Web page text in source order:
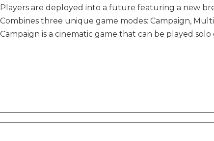
Players are deployed into a future featuring a new
Combines three unique game modes: Campaign,
Campaign is a cinematic game that can be played